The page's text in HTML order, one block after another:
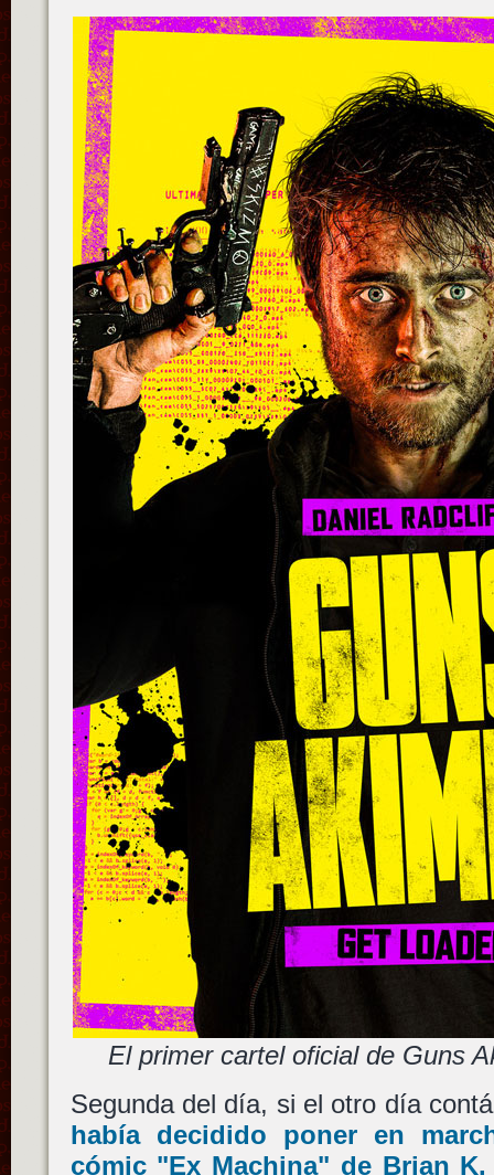
El primer cartel oficial de Guns
Segunda del día, si el otro día
había decidido poner en
cómic "Ex Machina" de Brian